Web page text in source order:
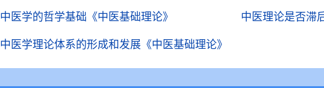
中医学的哲学基础 《中医基础理论》 中医理论是否滞
中医学理论体系的形成和发展 《中医基础理论》